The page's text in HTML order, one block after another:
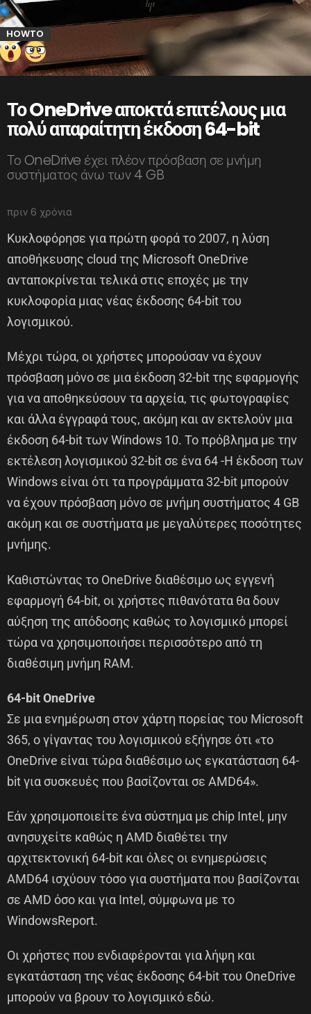
HOWTO
Το OneDrive αποκτά επιτέλους μια
πολύ απαραίτητη έκδοση 64-bit
Το OneDrive έχει πλέον πρόσβαση σε μνήμη
συστήματος άνω των 4 GB
πριν 6 χρόνια
Κυκλοφόρησε για πρώτη φορά το 2007, η λύση
αποθήκευσης cloud της Microsoft OneDrive
ανταποκρίνεται τελικά στις εποχές με την
κυκλοφορία μιας νέας έκδοσης 64-bit του
λογισμικού.
Μέχρι τώρα, οι χρήστες μπορούσαν να έχουν
πρόσβαση μόνο σε μια έκδοση 32-bit της εφαρμογής
για να αποθηκεύσουν τα αρχεία, τις φωτογραφίες
και άλλα έγγραφά τους, ακόμη και αν εκτελούν μια
έκδοση 64-bit των Windows 10. Το πρόβλημα με την
εκτέλεση λογισμικού 32-bit σε ένα 64 -Η έκδοση των
Windows είναι ότι τα προγράμματα 32-bit μπορούν
να έχουν πρόσβαση μόνο σε μνήμη συστήματος 4 GB
ακόμη και σε συστήματα με μεγαλύτερες ποσότητες
μνήμης.
Καθιστώντας το OneDrive διαθέσιμο ως εγγενή
εφαρμογή 64-bit, οι χρήστες πιθανότατα θα δουν
αύξηση της απόδοσης καθώς το λογισμικό μπορεί
τώρα να χρησιμοποιήσει περισσότερο από τη
διαθέσιμη μνήμη RAM.
64-bit OneDrive
Σε μια ενημέρωση στον χάρτη πορείας του Microsoft
365, ο γίγαντας του λογισμικού εξήγησε ότι «το
OneDrive είναι τώρα διαθέσιμο ως εγκατάσταση 64-
bit για συσκευές που βασίζονται σε AMD64».
Εάν χρησιμοποιείτε ένα σύστημα με chip Intel, μην
ανησυχείτε καθώς η AMD διαθέτει την
αρχιτεκτονική 64-bit και όλες οι ενημερώσεις
AMD64 ισχύουν τόσο για συστήματα που βασίζονται
σε AMD όσο και για Intel, σύμφωνα με το
WindowsReport.
Οι χρήστες που ενδιαφέρονται για λήψη και
εγκατάσταση της νέας έκδοσης 64-bit του OneDrive
μπορούν να βρουν το λογισμικό εδώ.